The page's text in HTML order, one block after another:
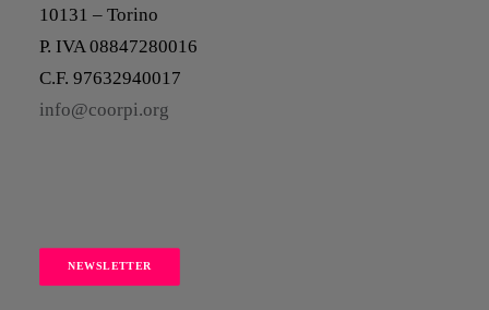
10131 – Torino
P. IVA 08847280016
C.F. 97632940017
info@coorpi.org
NEWSLETTER